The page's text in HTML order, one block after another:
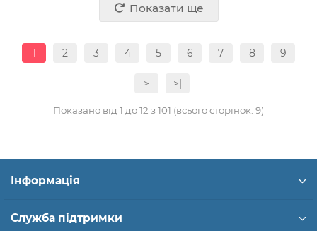
Показати ще
1 2 3 4 5 6 7 8 9
> >|
Показано від 1 до 12 з 101 (всього сторінок: 9)
Інформація
Служба підтримки